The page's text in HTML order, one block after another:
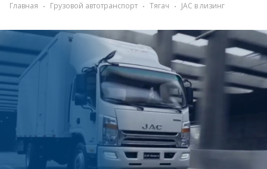
Главная Грузовой автотранспорт Тягач JAC в лизинг